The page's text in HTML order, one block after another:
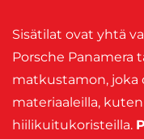
Sisätilat ovat yhtä
Porsche Panamera
matkustamon, joka
materiaaleilla,
hiilikuitukoristeilla.